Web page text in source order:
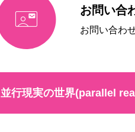
 お問い合
お問い合わ
並行現実の世界(parallel